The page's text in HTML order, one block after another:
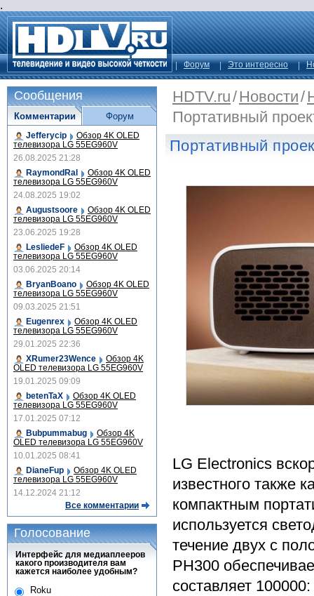
.
Форум Это интересно
HDTV.ru/Новости/
Портативный
Портативный
LG Electronics
известного также
компактным
используется
течение двух с
PH300
составляет
Сообщения
Комментарии
Jefferycip Обзор 4K OLED
телевизора LG 55EG960V
26.08.2025 21:28
RaymondRal
Обзор 4K OLED
телевизора LG 55EG960V
24.08.2025 19:02
Augustsoore
Обзор 4K OLED
телевизора LG 55EG960V
23.06.2025 19:28
LesliedeF
Обзор 4K OLED
телевизора LG 55EG960V
03.06.2025 20:14
BryanBoano
Обзор 4K OLED
телевизора LG 55EG960V
09.03.2025 21:51
Eugenrex
Обзор 4K OLED
телевизора LG 55EG960V
29.01.2025 22:36
XRumer23Wence
Обзор 4K
OLED телевизора LG 55EG960V
19.01.2025 09:09
betenTaX
Обзор 4K OLED
телевизора LG 55EG960V
17.01.2025 07:12
Bubpummabug
Обзор 4K
OLED телевизора LG 55EG960V
10.01.2025 08:41
DianeFup
Обзор 4K OLED
телевизора LG 55EG960V
14.12.2024 21:12
Все комментарии
Форум
Голосование
Интерфейс для медиаплееров
какого производителя вам
кажется наиболее удобным?
Roku